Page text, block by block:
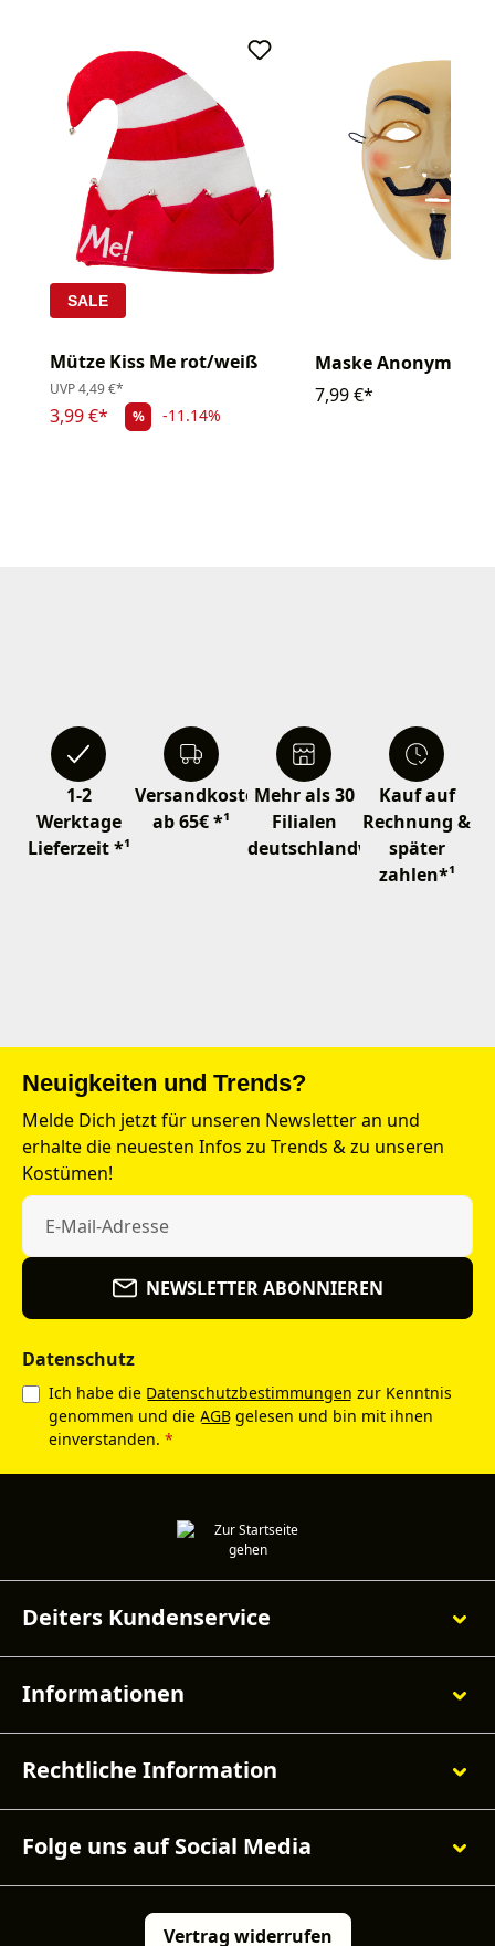
SALE
Mütze Kiss Me rot/weiß
UVP4,49 €*
3,99 €* % -11.14%
Maske Anonym
7,99 €*
1-2
Werktage
Lieferzeit *¹
Versandkostenfrei
ab 65€ *¹
Mehr als 30
Filialen
deutschlandweit
Kauf auf
Rechnung &
später
zahlen*¹
Neuigkeiten und Trends?
Melde Dich jetzt für unseren Newsletter an und
erhalte die neuesten Infos zu Trends & zu unseren
Kostümen!
NEWSLETTER ABONNIEREN
Datenschutz
Ich habe die Datenschutzbestimmungen zur Kenntnis
genommen und die AGB gelesen und bin mit ihnen
einverstanden. *
Deiters Kundenservice
Informationen
Rechtliche Information
Folge uns auf Social Media
Vertrag widerrufen